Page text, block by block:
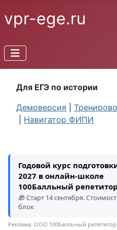
vpr-ege.ru
Для ЕГЭ по истории
Демоверсия
Навигатор ФИПИ
Годовой курс
2027 в онлайн-школе
100Балльный репетитор
🎁 Старт 14 сентября.
блок
Реклама. ООО 100Балльный репетитор